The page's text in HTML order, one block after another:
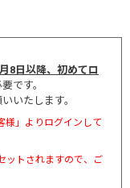
8日以降、初めてロ
です。
いたします。
様」よりログインして
ットされますので、ご